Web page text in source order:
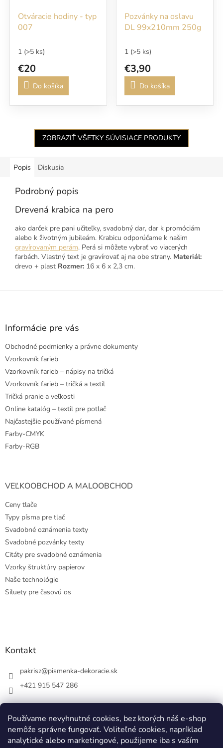
Používame nevyhnutné cookies, bez ktorých náš e-shop
nemôže správne fungovať. Voliteľné cookies, napríklad
analytické alebo marketingové, použijeme iba s vaším
Otváracie hodiny - typ
007
1 (>5 ks)
€20
Do košíka
Pozvánky na oslavu
DL 99x210mm 250g
1 (>5 ks)
€3,90
Do košíka
ZOBRAZIŤ VŠETKY SÚVISIACE PRODUKTY
Popis Diskusia
Podrobný popis
Drevená krabica na pero
ako darček pre pani učiteľky, svadobný dar, dar k promóciám
alebo k životným jubileám. Krabicu odporúčame k našim
gravírovaným perám. Perá si môžete vybrať vo viacerých
farbách. Vlastný text je gravírovať aj na obe strany. Materiál:
drevo + plast Rozmer: 16 x 6 x 2,3 cm.
Z
Informácie pre vás
Obchodné podmienky a právne dokumenty
Vzorkovník farieb
Vzorkovník farieb – nápisy na tričká
Vzorkovník farieb – tričká a textil
Tričká pranie a veľkosti
Online katalóg – textil pre potlač
Najčastejšie používané písmená
Farby-CMYK
Farby-RGB
VEĽKOOBCHOD A MALOOBCHOD
Ceny tlače
Typy písma pre tlač
Svadobné oznámenia texty
Svadobné pozvánky texty
Citáty pre svadobné oznámenia
Vzorky štruktúry papierov
Naše technológie
Siluety pre časovú os
Kontakt
pakrisz@pismenka-dekoracie.sk
+421 915 547 286
Facebook